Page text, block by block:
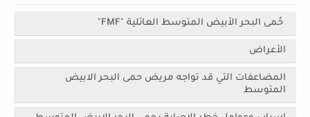
حُمى البحر الأبيض المتوسط العائلية "FMF"
الأعراض
المضاعفات التي قد تواجه مريض حمى البحر الابيض
المتوسط